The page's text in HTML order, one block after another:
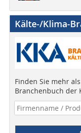
Kälte-/Klima-
Finden Sie mehr
Branchenbuch der